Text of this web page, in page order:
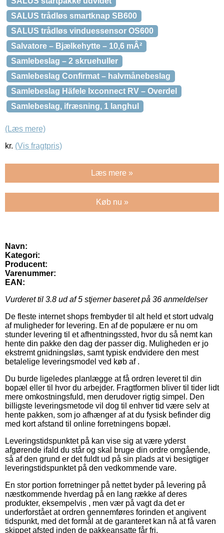
SALUS trådløs smartknap SB600
SALUS trådløs vinduessensor OS600
Salvatore – Bjælkehytte – 10,6 mÂ²
Samlebeslag – 2 skruehuller
Samlebeslag Confirmat – halvmånebeslag
Samlebeslag Häfele Ixconnect RV – Overdel
Samlebeslag, ifræsning, 1 langhul
(Læs mere)
kr. (Vis fragtpris)
Læs mere »
Køb nu »
Navn:
Kategori:
Producent:
Varenummer:
EAN:
Vurderet til 3.8 ud af 5 stjerner baseret på 36 anmeldelser
De fleste internet shops frembyder til alt held et stort udvalg
af muligheder for levering. En af de populære er nu om
stunder levering til et afhentningssted, hvor du så nemt kan
hente din pakke den dag der passer dig. Muligheden er jo
ekstremt gnidningsløs, samt typisk endvidere den mest
betalelige leveringsmodel ved køb af .
Du burde ligeledes planlægge at få ordren leveret til din
bopæl eller til hvor du arbejder. Fragtformen bliver til tider lidt
mere omkostningsfuld, men derudover rigtig simpel. Den
billigste leveringsmetode vil dog til enhver tid være selv at
hente pakken, som jo afhænger af at du fysisk befinder dig
med kort afstand til online forretningens bopæl.
Leveringstidspunktet på kan vise sig at være yderst
afgørende ifald du står og skal bruge din ordre omgående,
så af den grund er det fuldt ud på sin plads at vi besigtiger
leveringstidspunktet på den vedkommende vare.
En stor portion forretninger på nettet byder på levering på
næstkommende hverdag på en lang række af deres
produkter, eksempelvis , men vær på vagt da det er
underforstået at ordren gennemføres forinden et angivent
tidspunkt, med det formål at de garanteret kan nå at få varen
skippet afsted inden de pakkeansatte får fri.